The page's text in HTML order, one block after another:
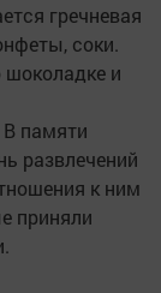
гречневая
соки.
шоколадке и
памяти
развлечений
к ним
приняли